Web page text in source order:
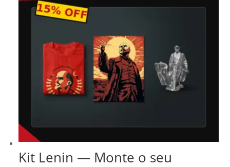
Kit Lenin — Monte o seu